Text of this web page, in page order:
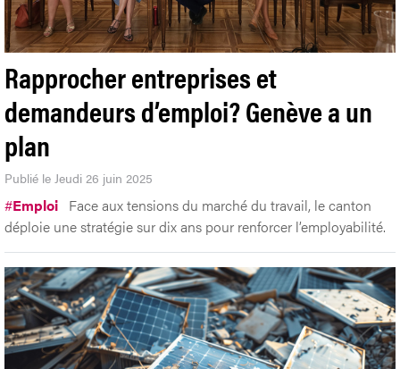
Rapprocher entreprises et
demandeurs d’emploi? Genève a un
plan
Publié le Jeudi 26 juin 2025
#Emploi Face aux tensions du marché du travail, le canton
déploie une stratégie sur dix ans pour renforcer l’employabilité.